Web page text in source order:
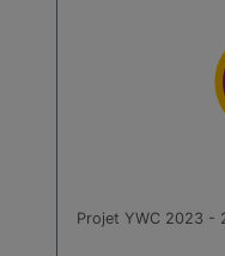
Projet YWC 2023 -